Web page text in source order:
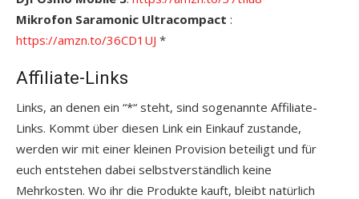
Mikrofon Saramonic Ultracompact :
https://amzn.to/36CD1UJ *
Affiliate-Links
Links, an denen ein “*“ steht, sind sogenannte Affiliate-
Links. Kommt über diesen Link ein Einkauf zustande,
werden wir mit einer kleinen Provision beteiligt und für
euch entstehen dabei selbstverständlich keine
Mehrkosten. Wo ihr die Produkte kauft, bleibt natürlich